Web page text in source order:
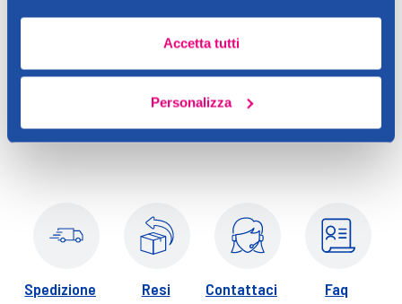
Accetta tutti
Personalizza
Certi giorni ti serve qualcosa in più. Più comfort. Una forma più
adatta al tuo corpo. Più protezione. Un assorbente che ti regali
per una sicurezza totale.
Spedizione Resi Contattaci Faq